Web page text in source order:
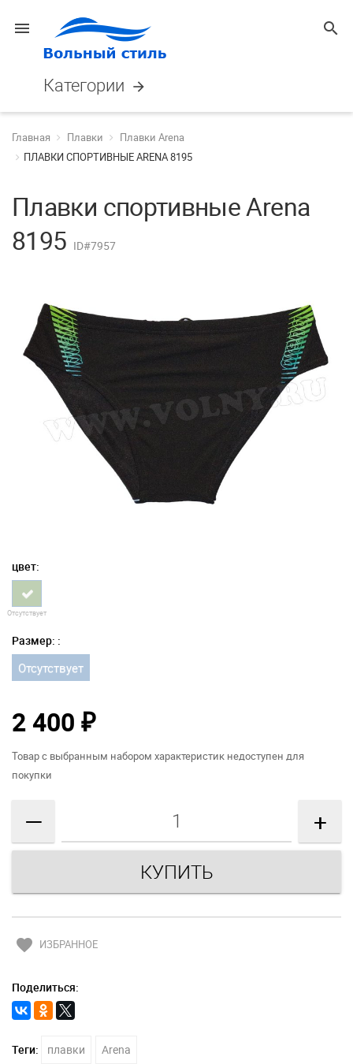
menu search
Категории arrow_forward
Главная Плавки
Плавки Arena
ПЛАВКИ СПОРТИВНЫЕ ARENA 8195
Плавки спортивные Arena
8195 ID#7957
цвет:
Отсутствует
Размер: :
Отсутствует
2 400 ₽
Товар с выбранным набором характеристик недоступен для
покупки
— +
favorite ИЗБРАННОЕ
Поделиться:
Теги: плавки Arena